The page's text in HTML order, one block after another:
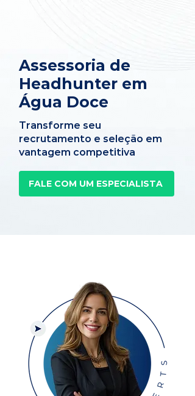
Assessoria de
Headhunter em
Água Doce
Transforme seu
recrutamento e seleção em
vantagem competitiva
FALE COM UM ESPECIALISTA